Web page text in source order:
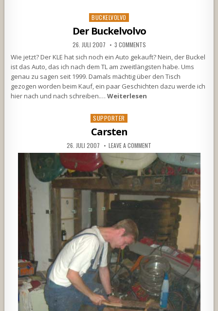
Posted
in
BUCKELVOLVO
Der Buckelvolvo
26. JULI 2007 3 COMMENTS
Wie jetzt? Der KLE hat sich noch ein Auto gekauft? Nein, der Buckel
ist das Auto, das ich nach dem TL am zweitlängsten habe. Ums
genau zu sagen seit 1999. Damals mächtig über den Tisch
gezogen worden beim Kauf, ein paar Geschichten dazu werde ich
hier nach und nach schreiben.…Weiterlesen
Posted
in
SUPPORTER
Carsten
26. JULI 2007 LEAVE A COMMENT